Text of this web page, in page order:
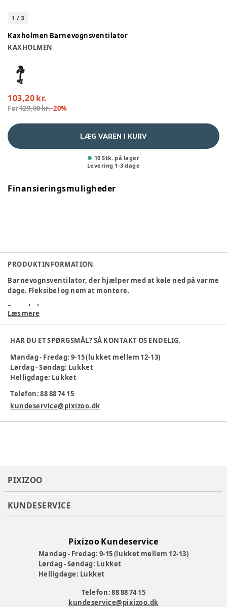
1 /3
Kaxholmen Barnevognsventilator
KAXHOLMEN
103,20 kr.
Før129,00 kr.-20%
LÆG VAREN I KURV
10 Stk. på lager
Levering 1-3 dage
Finansieringsmuligheder
PRODUKTINFORMATION
Barnevognsventilator, der hjælper med at køle ned på varme
dage. Fleksibel og nem at montere.
Egenskaber:
Ventilatorbladene er lavet af blødt materiale for
maksimal sikkerhed, og ventilatoren stopper, hvis der
stikkes fingre ind i den.
Ventilatoren kan drejes og indstilles i forskellige vinkler
og positioner.
Ventilatoren kan bruges til barnevogne og andre steder,
Der skal bruges 2 stk. AA-batterier (medfølger ikke).
Farve:Sort
Læs mere
HAR DU ET SPØRGSMÅL? SÅ KONTAKT OS ENDELIG.
Mandag - Fredag: 9-15 (lukket mellem 12-13)
Lørdag - Søndag: Lukket
Helligdage: Lukket
Telefon: 88 88 74 15
kundeservice@pixizoo.dk
PIXIZOO
KUNDESERVICE
Pixizoo Kundeservice
Mandag - Fredag: 9-15 (lukket mellem 12-13)
Lørdag - Søndag: Lukket
Helligdage: Lukket
Telefon: 88 88 74 15
kundeservice@pixizoo.dk